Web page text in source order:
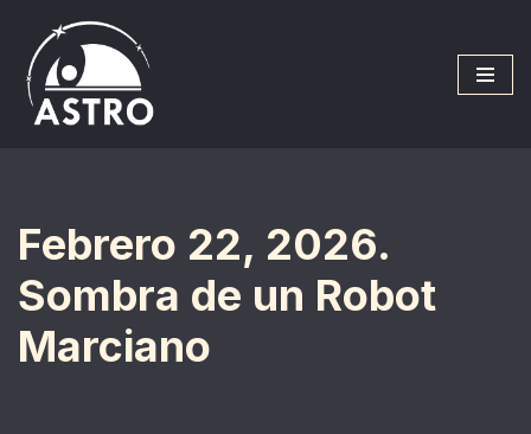
Saltar
al
contenido
Febrero 22, 2026.
Sombra de un Robot
Marciano